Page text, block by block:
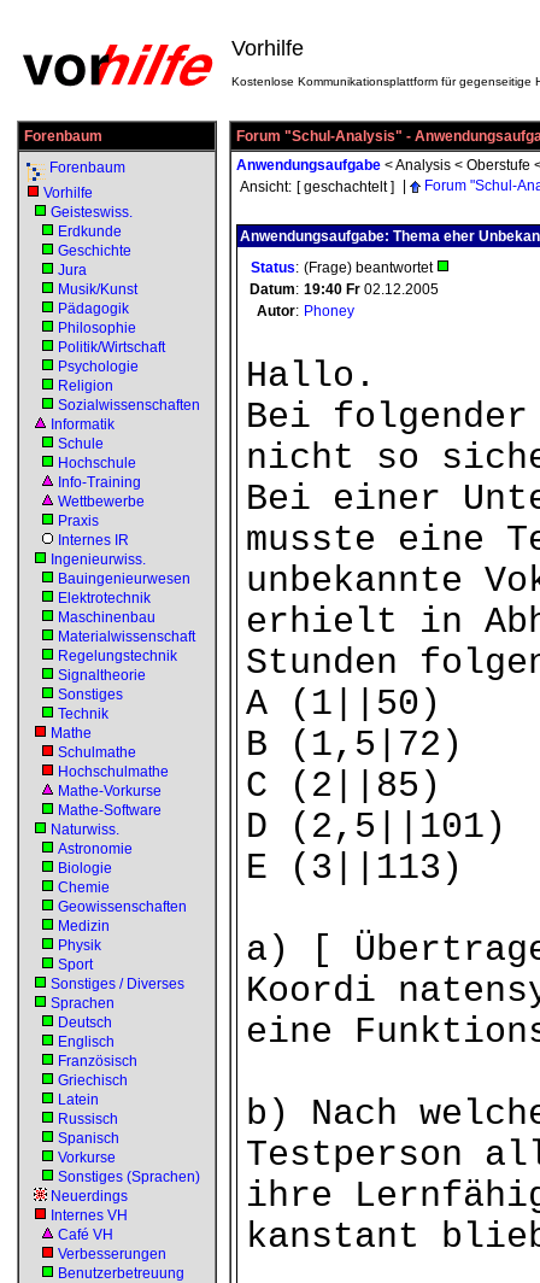
Vorhilfe
Kostenlose Kommunikationsplattform für gegenseitige
Forenbaum
Forenbaum
Vorhilfe
Geisteswiss.
Erdkunde
Geschichte
Jura
Musik/Kunst
Pädagogik
Philosophie
Politik/Wirtschaft
Psychologie
Religion
Sozialwissenschaften
Informatik
Schule
Hochschule
Info-Training
Wettbewerbe
Praxis
Internes IR
Ingenieurwiss.
Bauingenieurwesen
Elektrotechnik
Maschinenbau
Materialwissenschaft
Regelungstechnik
Signaltheorie
Sonstiges
Technik
Mathe
Schulmathe
Hochschulmathe
Mathe-Vorkurse
Mathe-Software
Naturwiss.
Astronomie
Biologie
Chemie
Geowissenschaften
Medizin
Physik
Sport
Sonstiges / Diverses
Sprachen
Deutsch
Englisch
Französisch
Griechisch
Latein
Russisch
Spanisch
Vorkurse
Sonstiges (Sprachen)
Neuerdings
Internes VH
Café VH
Verbesserungen
Benutzerbetreuung
Forum "Schul-Analysis" -
Anwendungsaufgabe <Analysis < Oberstufe
Ansicht: [ geschachtelt ] Forum "Schul-
Anwendungsaufgabe: Thema eher
Status: (Frage) beantwortet
Datum: 19:40 Fr 02.12.2005
Autor: Phoney
Hallo.
Bei
nicht so
Bei einer
musste eine
unbekannte
erhielt in
Stunden
A (1||50)
B (1,5|72)
C (2||85)
D (2,5||101)
E (3||113)
a) [
Koordi
eine
b) Nach
Testperson
ihre
kanstant